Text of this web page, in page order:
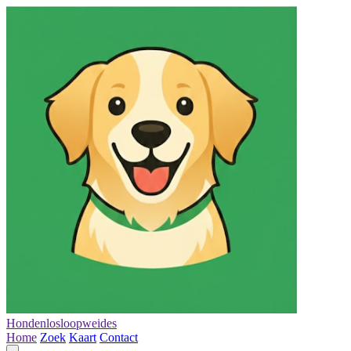
Hondenlosloopweides
Home Zoek Kaart Contact